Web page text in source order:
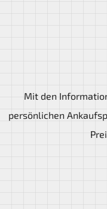
Mit den
persönlichen